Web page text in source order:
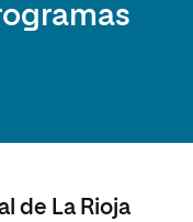
de La Rioja